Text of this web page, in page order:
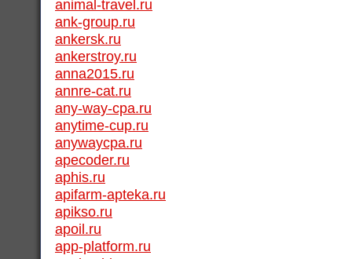
animal-travel.ru
ank-group.ru
ankersk.ru
ankerstroy.ru
anna2015.ru
annre-cat.ru
any-way-cpa.ru
anytime-cup.ru
anywaycpa.ru
apecoder.ru
aphis.ru
apifarm-apteka.ru
apikso.ru
apoil.ru
app-platform.ru